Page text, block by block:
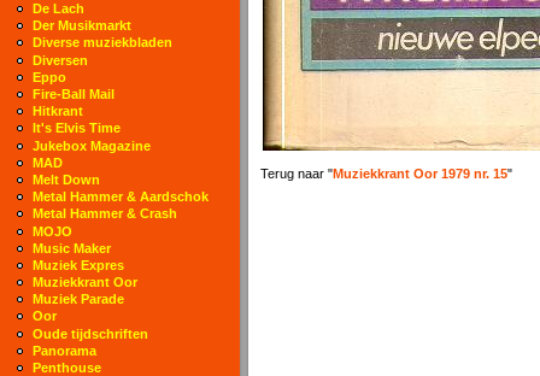
Terug naar "Muziekkrant Oor 1979 nr. 15"
De Lach
Der Musikmarkt
Diverse muziekbladen
Diversen
Eppo
Fire-Ball Mail
Hitkrant
It's Elvis Time
Jukebox Magazine
MAD
Melt Down
Metal Hammer & Aardschok
Metal Hammer & Crash
MOJO
Music Maker
Muziek Expres
Muziekkrant Oor
Muziek Parade
Oor
Oude tijdschriften
Panorama
Penthouse